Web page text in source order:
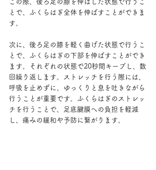
この際、後ろ足の膝を伸ばした状態で行うこ
とで、ふくらはぎ全体を伸ばすことができま
す。
次に、後ろ足の膝を軽く曲げた状態で行うこ
とで、ふくらはぎの下部を伸ばすことができ
ます。それぞれの状態で20秒間キープし、数
回繰り返します。ストレッチを行う際には、
呼吸を止めずに、ゆっくりと息を吐きながら
行うことが重要です。ふくらはぎのストレッ
チを行うことで、足底腱膜への負担を軽減
し、痛みの緩和や予防に繋がります。